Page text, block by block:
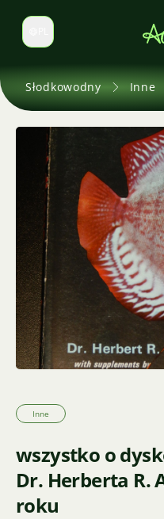
Zmień język
Słodkowodny Inne
Inne
wszystko o
Dr. Herberta R.
roku